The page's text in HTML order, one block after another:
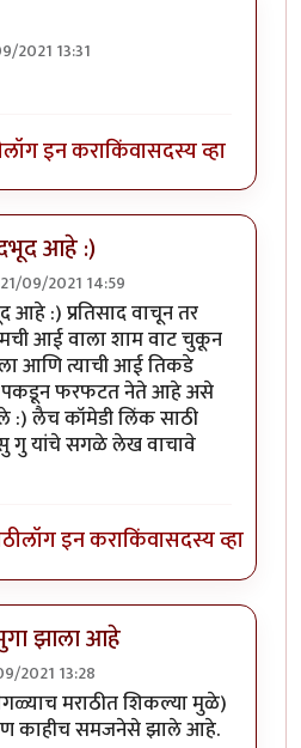
2021 13:31
वाचल्या नंतर
लॉग इन कराकिंवासदस्य व्हा
आहे :)
09/2021 14:59
byगॉडजिला
:) प्रतिसाद वाचून तर
आई वाला शाम वाट चुकून
आणि त्याची आई तिकडे
पकडून फरफटत नेते आहे असे
:) लैच कॉमेडी लिंक साठी
गु यांचे सगळे लेख वाचावे
लॉग इन कराकिंवासदस्य व्हा
झाला आहे
2021 13:28
मराठीत शिकल्या मुळे)
काहीच समजनेसे झाले आहे.